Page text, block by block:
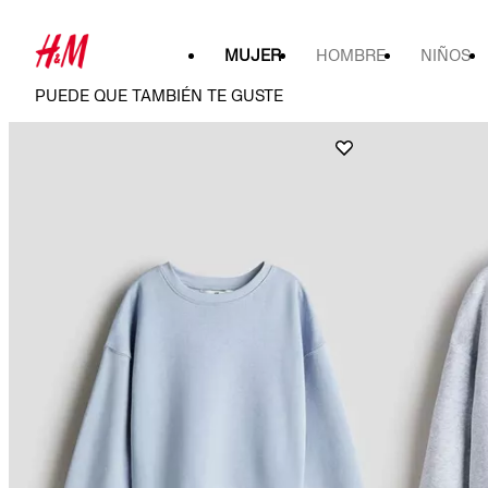
MUJER HOMBRE NIÑOS
PUEDE QUE TAMBIÉN TE GUSTE